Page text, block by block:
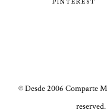
© Desde 2006 Comparte